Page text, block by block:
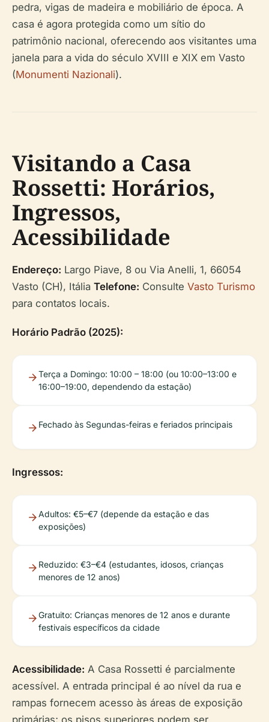
pedra, vigas de madeira e mobiliário de época. A
casa é agora protegida como um sítio do
patrimônio nacional, oferecendo aos visitantes uma
janela para a vida do século XVIII e XIX em Vasto
(Monumenti Nazionali).
Visitando a Casa
Rossetti: Horários,
Ingressos,
Acessibilidade
Endereço: Largo Piave, 8 ou Via Anelli, 1, 66054
Vasto (CH), Itália Telefone: Consulte Vasto Turismo
para contatos locais.
Horário Padrão (2025):
Terça a Domingo: 10:00 – 18:00 (ou 10:00–13:00 e
16:00–19:00, dependendo da estação)
Fechado às Segundas-feiras e feriados principais
Ingressos:
Adultos: €5–€7 (depende da estação e das
exposições)
Reduzido: €3–€4 (estudantes, idosos, crianças
menores de 12 anos)
Gratuito: Crianças menores de 12 anos e durante
festivais específicos da cidade
Acessibilidade: A Casa Rossetti é parcialmente
acessível. A entrada principal é ao nível da rua e
rampas fornecem acesso às áreas de exposição
primárias; os pisos superiores podem ser